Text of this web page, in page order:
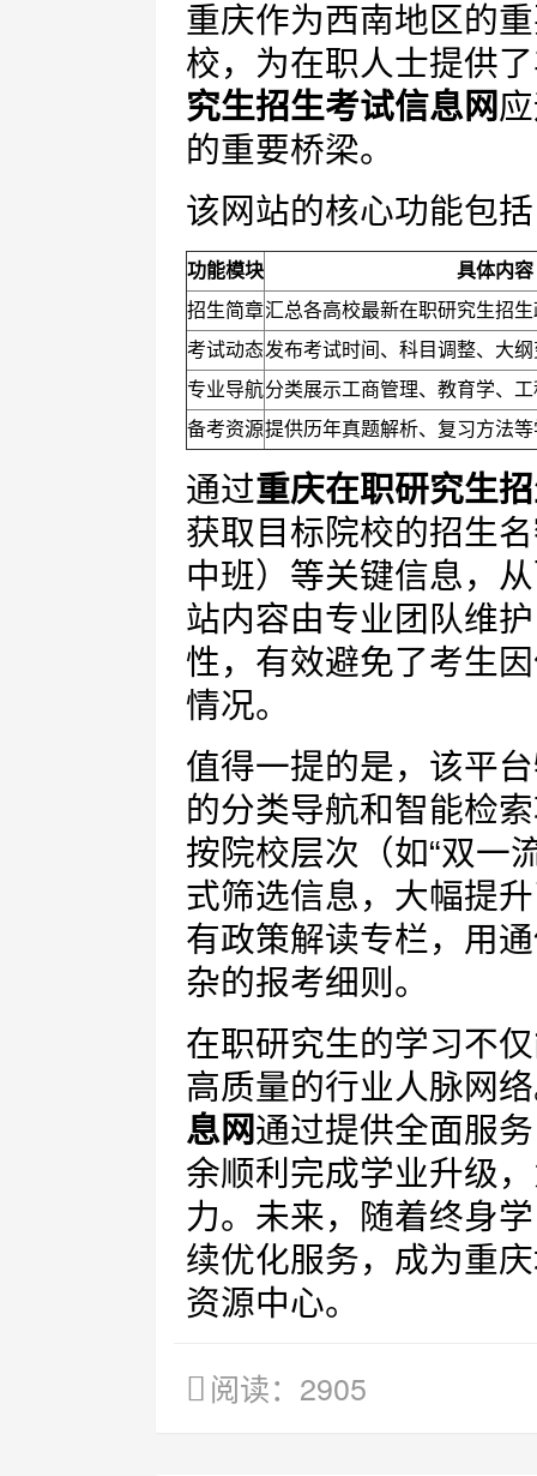
重庆作为西南地区的
校，为在职人士提供
究生招生考试信息网
的重要桥梁。
该网站的核心功能包
功能模块
具体内容
招生简章汇总各高校最新在职研究生招
考试动态发布考试时间、科目调整、大
专业导航分类展示工商管理、教育学、
备考资源提供历年真题解析、复习方法
通过重庆在职研究生
获取目标院校的招生
中班）等关键信息，
站内容由专业团队维
性，有效避免了考生
情况。
值得一提的是，该平
的分类导航和智能检
按院校层次（如“双一
式筛选信息，大幅提
有政策解读专栏，用
杂的报考细则。
在职研究生的学习不
高质量的行业人脉网
息网通过提供全面服
余顺利完成学业升级
力。未来，随着终身
续优化服务，成为重
资源中心。
阅读：2905